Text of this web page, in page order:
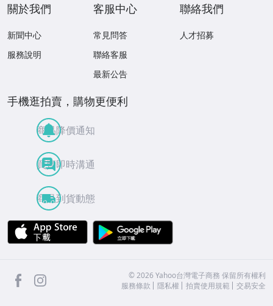
關於我們
新聞中心
服務說明
客服中心
常見問答
聯絡客服
最新公告
聯絡我們
人才招募
手機逛拍賣，購物更便利
商品降價通知
買賣即時溝通
商品到貨動態
APP Store
facebook ©2026 Yahoo台灣電子商務 保留所有權利
服務條款
隱私權 拍賣使用規範 交易安全